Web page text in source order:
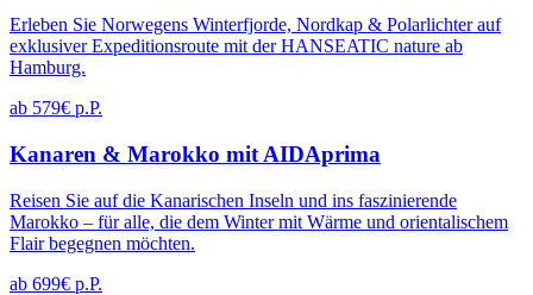
Erleben Sie Norwegens Winterfjorde, Nordkap & Polarlichter auf
exklusiver Expeditionsroute mit der HANSEATIC nature ab
Hamburg.
ab 579€ p.P.
Kanaren & Marokko mit AIDAprima
Reisen Sie auf die Kanarischen Inseln und ins faszinierende
Marokko – für alle, die dem Winter mit Wärme und orientalischem
Flair begegnen möchten.
ab 699€ p.P.